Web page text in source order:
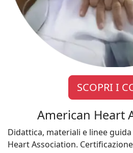
SCOPRI I
American Heart
Didattica, materiali e linee
Heart Association.